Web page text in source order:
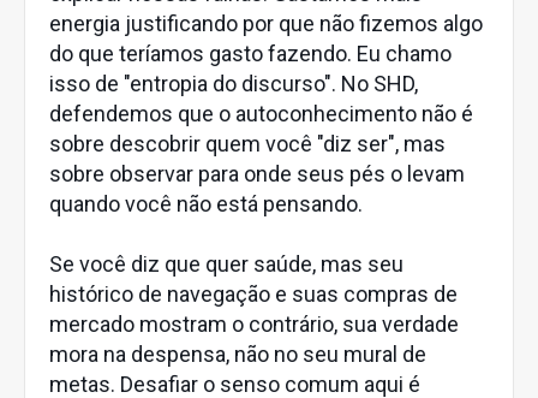
energia justificando por que não fizemos algo
do que teríamos gasto fazendo. Eu chamo
isso de "entropia do discurso". No SHD,
defendemos que o autoconhecimento não é
sobre descobrir quem você "diz ser", mas
sobre observar para onde seus pés o levam
quando você não está pensando.
Se você diz que quer saúde, mas seu
histórico de navegação e suas compras de
mercado mostram o contrário, sua verdade
mora na despensa, não no seu mural de
metas. Desafiar o senso comum aqui é